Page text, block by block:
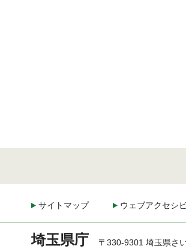
サイトマップ ウェブアクセシ
埼玉県庁 〒330-9301 埼玉県さ